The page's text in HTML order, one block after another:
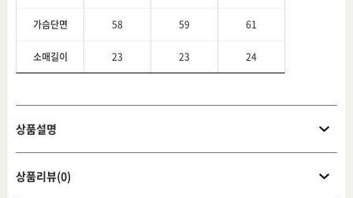
가슴단면 58 59 61
소매길이 23 23 24
상품설명
상품리뷰(0)